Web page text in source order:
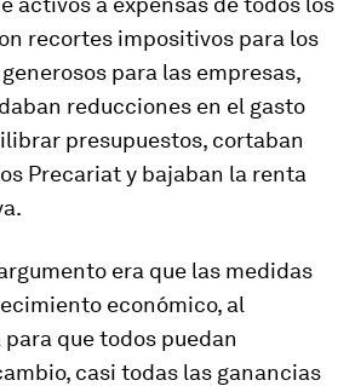
recortes impositivos para los
para las empresas,
reducciones en el gasto
presupuestos, cortaban
Precariat y bajaban la renta
era que las medidas
económico, al
que todos puedan
casi todas las ganancias